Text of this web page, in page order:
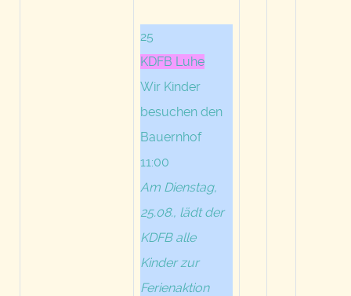
25
KDFB Luhe
Wir Kinder
besuchen den
Bauernhof
11:00
Am Dienstag,
25.08., lädt der
KDFB alle
Kinder zur
Ferienaktion